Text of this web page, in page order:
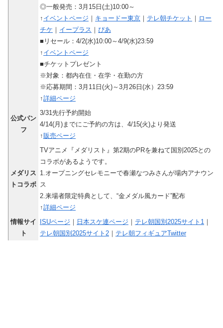
◎一般発売：3月15日(土)10:00～
↑ イベントページ ｜ キョードー東京 ｜ テレ朝チケット ｜ ロー
チケ ｜ イープラス ｜ ぴあ
■リセール：4/2(水)10:00～4/9(水)23:59
↑ イベントページ
■チケットプレゼント
※対象：都内在住・在学・在勤の方
※応募期間：3月11日(火)～3月26日(水）23:59
↑詳細ページ
公式パン
フ
3/31先行予約開始
4/14(月)までにご予約の方は、4/15(火)より発送
↑販売ページ
メダリス
トコラボ
TVアニメ『メダリスト』第2期のPRを兼ねて国別2025との
コラボがあるようです。
1.オープニングセレモニーで春瀬なつみさんが場内アナウン
ス
2.来場者限定特典として、“金メダル風カード”配布
↑詳細ページ
情報サイ
ト
ISUページ ｜ 日本スケ連ページ ｜ テレ朝国別2025サイト1 ｜
テレ朝国別2025サイト2 ｜ テレ朝フィギュアTwitter